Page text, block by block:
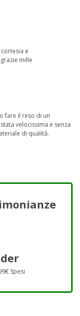
e
mille
fare il reso di un
velocissima e senza
di qualità.
Spesi